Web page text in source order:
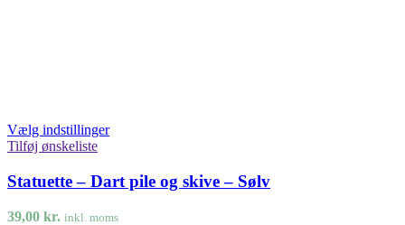
Vælg indstillinger
Tilføj ønskeliste
Statuette – Dart pile og skive – Sølv
39,00 kr. inkl. moms